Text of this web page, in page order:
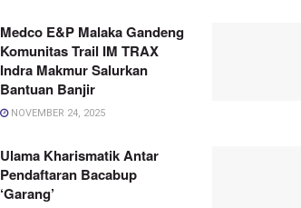
Medco E&P Malaka Gandeng
Komunitas Trail IM TRAX
Indra Makmur Salurkan
Bantuan Banjir
NOVEMBER 24, 2025
Ulama Kharismatik Antar
Pendaftaran Bacabup
‘Garang’